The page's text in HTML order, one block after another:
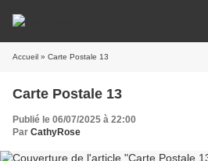
Accueil » Carte Postale 13
Carte Postale 13
Publié le 06/07/2025 à 22:00
Par CathyRose